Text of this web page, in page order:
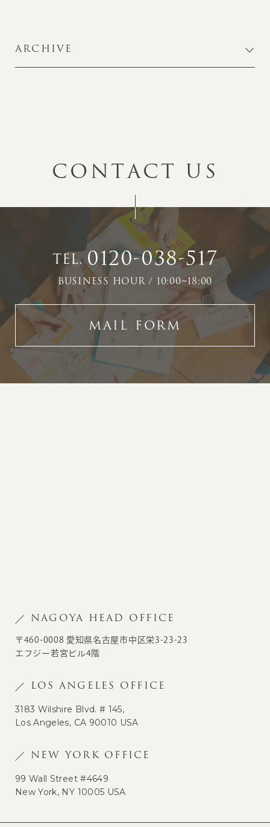
ARCHIVE
CONTACT US
TEL.0120-038-517
BUSINESS HOUR / 10:00~18:00
MAIL FORM
NAGOYA HEAD OFFICE
〒460-0008 愛知県名古屋市中区栄3-23-23
エフジー若宮ビル4階
LOS ANGELES OFFICE
3183 Wilshire Blvd. # 145,
Los Angeles, CA 90010 USA
NEW YORK OFFICE
99 Wall Street #4649
New York, NY 10005 USA